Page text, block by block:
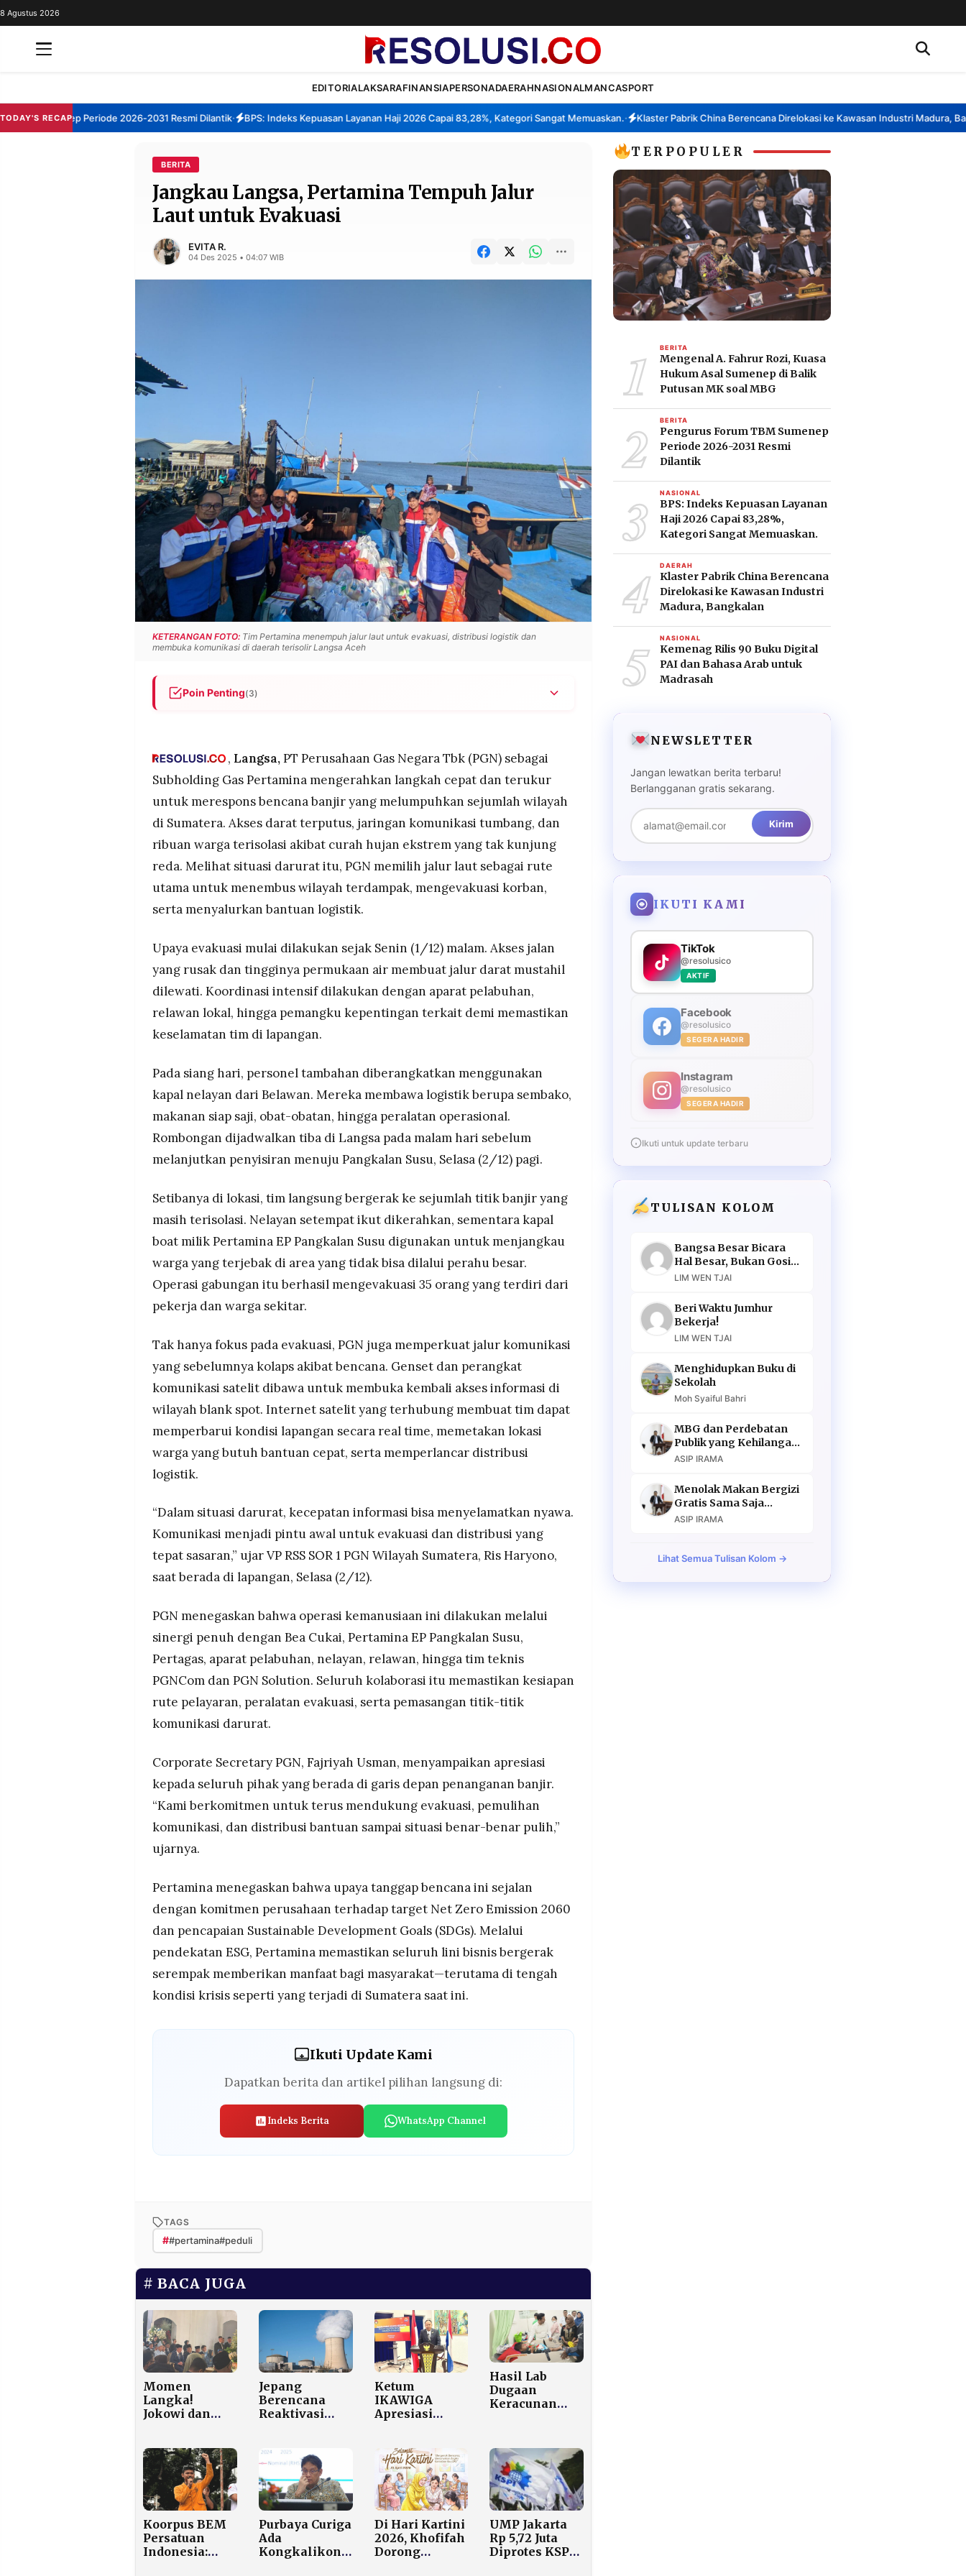
REDAKSI
8 Agustus 2026
EDITORIALAKSARAFINANSIAPERSONADAERAHNASIONALMANCASPORT
TODAY'S RECAP
Sumenep Periode 2026-2031 Resmi Dilantik• BPS: Indeks Kepuasan Layanan Haji 2026 Capai 83,28%, Kategori Sangat Memuaskan.• Klaster Pabrik China Berencana Direlokasi ke Kawasan Industri Madura,
BERITA
Jangkau Langsa, Pertamina Tempuh Jalur
Laut untuk Evakuasi
EVITA R.
04 Des 2025 • 04:07 WIB
KETERANGAN FOTO: Tim Pertamina menempuh jalur laut untuk evakuasi, distribusi logistik dan
membuka komunikasi di daerah terisolir Langsa Aceh
Poin Penting(3)
komunikasi satelit untuk memulihkan jaringan di area blank spot sehingga
koordinasi di lapangan kembali berjalan.
PGN berkolaborasi dengan berbagai instansi seperti Bea Cukai, Pertamina EP,
Pertagas, PGNCom, nelayan, dan relawan lokal untuk memastikan keselamatan
, Langsa,PT Perusahaan Gas Negara Tbk (PGN) sebagai
Subholding Gas Pertamina mengerahkan langkah cepat dan terukur
untuk merespons bencana banjir yang melumpuhkan sejumlah wilayah
di Sumatera. Akses darat terputus, jaringan komunikasi tumbang, dan
ribuan warga terisolasi akibat curah hujan ekstrem yang tak kunjung
reda. Melihat situasi darurat itu, PGN memilih jalur laut sebagai rute
utama untuk menembus wilayah terdampak, mengevakuasi korban,
serta menyalurkan bantuan logistik.
Upaya evakuasi mulai dilakukan sejak Senin (1/12) malam. Akses jalan
yang rusak dan tingginya permukaan air membuat jalur darat mustahil
dilewati. Koordinasi intensif dilakukan dengan aparat pelabuhan,
relawan lokal, hingga pemangku kepentingan terkait demi memastikan
keselamatan tim di lapangan.
Pada siang hari, personel tambahan diberangkatkan menggunakan
kapal nelayan dari Belawan. Mereka membawa logistik berupa sembako,
makanan siap saji, obat-obatan, hingga peralatan operasional.
Rombongan dijadwalkan tiba di Langsa pada malam hari sebelum
melanjutkan penyisiran menuju Pangkalan Susu, Selasa (2/12) pagi.
Setibanya di lokasi, tim langsung bergerak ke sejumlah titik banjir yang
masih terisolasi. Nelayan setempat ikut dikerahkan, sementara kapal
boat milik Pertamina EP Pangkalan Susu digunakan untuk menjangkau
warga yang terjebak di area yang tidak bisa dilalui perahu besar.
Operasi gabungan itu berhasil mengevakuasi 35 orang yang terdiri dari
pekerja dan warga sekitar.
Tak hanya fokus pada evakuasi, PGN juga memperkuat jalur komunikasi
yang sebelumnya kolaps akibat bencana. Genset dan perangkat
komunikasi satelit dibawa untuk membuka kembali akses informasi di
wilayah blank spot. Internet satelit yang terhubung membuat tim dapat
memperbarui kondisi lapangan secara real time, memetakan lokasi
warga yang butuh bantuan cepat, serta memperlancar distribusi
logistik.
“Dalam situasi darurat, kecepatan informasi bisa menyelamatkan nyawa.
Komunikasi menjadi pintu awal untuk evakuasi dan distribusi yang
tepat sasaran,” ujar VP RSS SOR 1 PGN Wilayah Sumatera, Ris Haryono,
saat berada di lapangan, Selasa (2/12).
PGN menegaskan bahwa operasi kemanusiaan ini dilakukan melalui
sinergi penuh dengan Bea Cukai, Pertamina EP Pangkalan Susu,
Pertagas, aparat pelabuhan, nelayan, relawan, hingga tim teknis
PGNCom dan PGN Solution. Seluruh kolaborasi itu memastikan kesiapan
rute pelayaran, peralatan evakuasi, serta pemasangan titik-titik
komunikasi darurat.
Corporate Secretary PGN, Fajriyah Usman, menyampaikan apresiasi
kepada seluruh pihak yang berada di garis depan penanganan banjir.
“Kami berkomitmen untuk terus mendukung evakuasi, pemulihan
komunikasi, dan distribusi bantuan sampai situasi benar-benar pulih,”
ujarnya.
Pertamina menegaskan bahwa upaya tanggap bencana ini sejalan
dengan komitmen perusahaan terhadap target Net Zero Emission 2060
dan pencapaian Sustainable Development Goals (SDGs). Melalui
pendekatan ESG, Pertamina memastikan seluruh lini bisnis bergerak
serempak memberikan manfaat bagi masyarakat—terutama di tengah
kondisi krisis seperti yang terjadi di Sumatera saat ini.
Ikuti Update Kami
Dapatkan berita dan artikel pilihan langsung di:
Indeks Berita WhatsApp Channel
TAGS
##pertamina#peduli
BACA JUGA
Momen
Langka!
Jokowi dan
Saksi Nikah
Sespri di TMII,
Puluhan
Menteri Hadir
Jepang
Berencana
Reaktivasi
Kariwa,
Fasilitas
Nuklir
Terbesar di
Dunia
Ketum
IKAWIGA
Apresiasi
Prabowo
Tangani Banjir
Aceh-
Sumatera
Hasil Lab
Dugaan
Keracunan
Dijadwalkan
Keluar Hari ini
Koorpus BEM
Persatuan
Indonesia:
Purbaya Curiga
Ada
Kongkalikong
Di Hari Kartini
2026, Khofifah
Dorong
UMP Jakarta
Rp 5,72 Juta
Diprotes KSPI,
TERPOPULER
1 BERITA
Mengenal A. Fahrur Rozi, Kuasa
Hukum Asal Sumenep di Balik
Putusan MK soal MBG
2 BERITA
Pengurus Forum TBM Sumenep
Periode 2026-2031 Resmi
Dilantik
3 NASIONAL
BPS: Indeks Kepuasan Layanan
Haji 2026 Capai 83,28%,
Kategori Sangat Memuaskan.
4 DAERAH
Klaster Pabrik China Berencana
Direlokasi ke Kawasan Industri
Madura, Bangkalan
5 NASIONAL
Kemenag Rilis 90 Buku Digital
PAI dan Bahasa Arab untuk
Madrasah
NEWSLETTER
Jangan lewatkan berita terbaru!
Berlangganan gratis sekarang.
Kirim
IKUTI KAMI
TikTok
@resolusico
AKTIF
Facebook
@resolusico
SEGERA HADIR
Instagram
@resolusico
SEGERA HADIR
Ikuti untuk update terbaru
TULISAN KOLOM
Bangsa Besar Bicara
Hal Besar, Bukan Gosip
Murahan
LIM WEN TJAI
Beri Waktu Jumhur
Bekerja!
LIM WEN TJAI
Menghidupkan Buku di
Sekolah
Moh Syaiful Bahri
MBG dan Perdebatan
Publik yang Kehilangan
Argumen
ASIP IRAMA
Menolak Makan Bergizi
Gratis Sama Saja
Menolak Masa Depan
ASIP IRAMA
Lihat Semua Tulisan Kolom →